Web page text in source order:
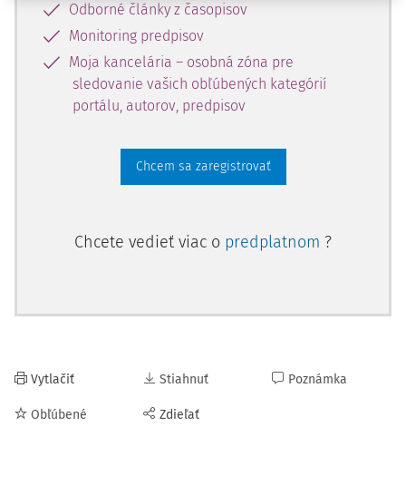
Odborné články z časopisov
Monitoring predpisov
Moja kancelária – osobná zóna pre
sledovanie vašich obľúbených kategórií
portálu, autorov, predpisov
Chcem sa zaregistrovať
Chcete vedieť viac o predplatnom ?
Vytlačiť
Obľúbené
Stiahnuť
Zdieľať
Poznámka